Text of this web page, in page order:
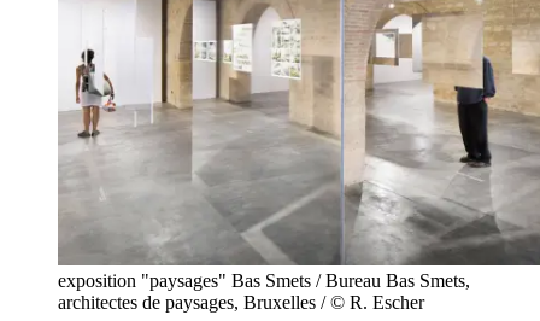
exposition "paysages" Bas Smets / Bureau Bas Smets,
architectes de paysages, Bruxelles / © R. Escher